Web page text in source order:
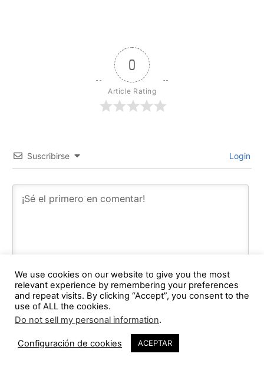
0
Article Rating
Suscribirse Login
We use cookies on our website to give you the most
relevant experience by remembering your preferences
and repeat visits. By clicking “Accept”, you consent to the
use of ALL the cookies.
Do not sell my personal information.
Configuración de cookies ACEPTAR